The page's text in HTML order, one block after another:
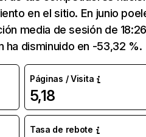
en el sitio. En junio
media de sesión de
disminuido en -53,32 %.
Páginas / Visita
5,18
Tasa de rebote